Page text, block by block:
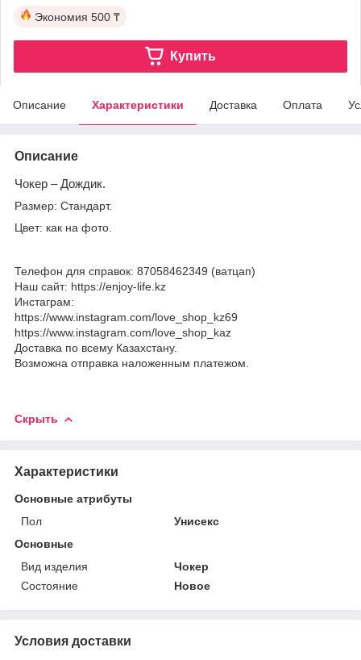
Экономия 500 ₸
Купить
Описание Характеристики Доставка Оплата
Описание
Чокер –Дождик.
Размер: Стандарт.
Цвет: как на фото.
Телефон для справок: 87058462349 (ватцап)
Наш сайт: https://enjoy-life.kz
Инстаграм:
https://www.instagram.com/love_shop_kz69
https://www.instagram.com/love_shop_kaz
Доставка по всему Казахстану.
Возможна отправка наложенным платежом.
Скрыть
Характеристики
Основные атрибуты
Пол
Унисекс
Основные
Вид изделия
Чокер
Состояние
Новое
Условия доставки